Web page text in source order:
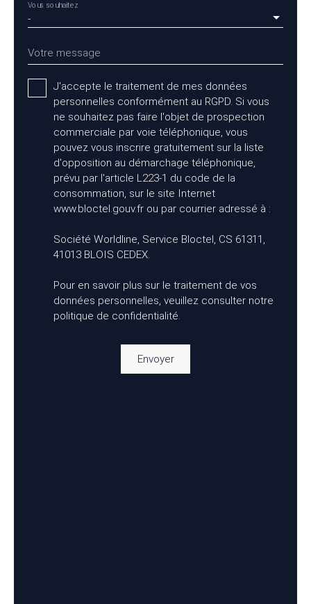
-
Vous souhaitez
Votre message
J'accepte le traitement de mes données
personnelles conformément au RGPD. Si vous
ne souhaitez pas faire l'objet de prospection
commerciale par voie téléphonique, vous
pouvez vous inscrire gratuitement sur la liste
d'opposition au démarchage téléphonique,
prévu par l'article L223-1 du code de la
consommation, sur le site Internet
www.bloctel.gouv.fr ou par courrier adressé à :
Société Worldline, Service Bloctel, CS 61311,
41013 BLOIS CEDEX.
Pour en savoir plus sur le traitement de vos
données personnelles, veuillez consulter notre
politique de confidentialité.
Envoyer